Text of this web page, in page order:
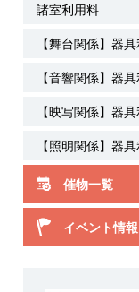
諸室利用料
【舞台関係】器
【音響関係】器
【映写関係】器
【照明関係】器
催物一覧
イベント情報